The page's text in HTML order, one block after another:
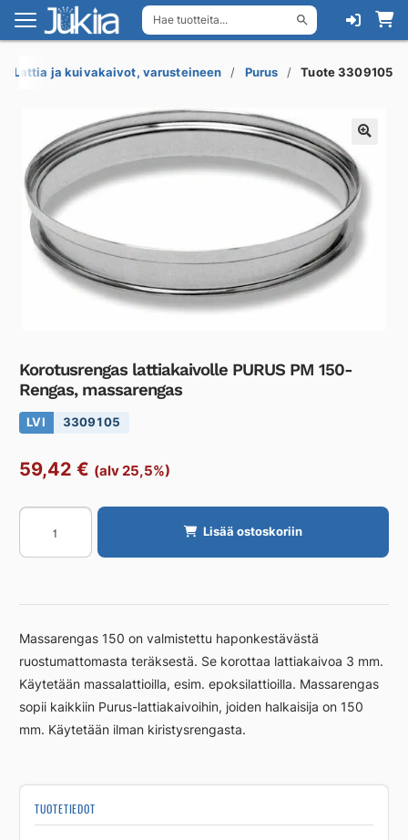
Hae tuotteita...
Siirry
navigointiin
Siirry
sisältöön
Lattia ja kuivakaivot, varusteineen Purus Tuote 3309105
Korotusrengas lattiakaivolle PURUS PM 150-
Rengas, massarengas
LVI 3309105
59,42 € (alv 25,5%)
Korotusrengas
lattiakaivolle
PURUS
150-
massarengas
määrä
Lisää ostoskoriin
Massarengas 150 on valmistettu haponkestävästä
ruostumattomasta teräksestä. Se korottaa lattiakaivoa 3 mm.
Käytetään massalattioilla, esim. epoksilattioilla. Massarengas
sopii kaikkiin Purus-lattiakaivoihin, joiden halkaisija on 150
mm. Käytetään ilman kiristysrengasta.
TUOTETIEDOT